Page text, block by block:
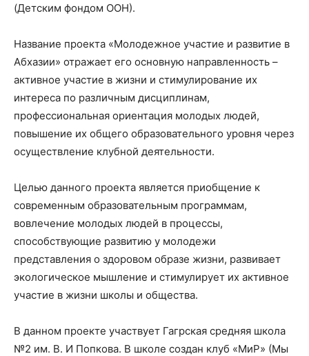
(Детским фондом ООН).
Название проекта «Молодежное участие и развитие в
Абхазии» отражает его основную направленность –
активное участие в жизни и стимулирование их
интереса по различным дисциплинам,
профессиональная ориентация молодых людей,
повышение их общего образовательного уровня через
осуществление клубной деятельности.
Целью данного проекта является приобщение к
современным образовательным программам,
вовлечение молодых людей в процессы,
способствующие развитию у молодежи
представления о здоровом образе жизни, развивает
экологическое мышление и стимулирует их активное
участие в жизни школы и общества.
В данном проекте участвует Гагрская средняя школа
№2 им. В. И Попкова. В школе создан клуб «МиР» (Мы